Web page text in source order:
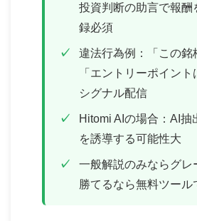
投資判断の助言で報酬
録必須
違法行為例：「この銘
「エントリーポイン
シグナル配信
Hitomi AIの場合：AI抽
を誘導する可能性大
一般解説のみならグレ
勝てるなら無料ツール